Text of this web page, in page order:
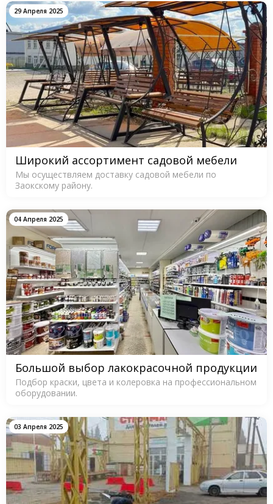
29 Апреля 2025
Широкий ассортимент садовой мебели
Мы осуществляем доставку садовой мебели по
Заокскому району.
04 Апреля 2025
Большой выбор лакокрасочной продукции
Подбор краски, цвета и колеровка на профессиональном
оборудовании.
03 Апреля 2025